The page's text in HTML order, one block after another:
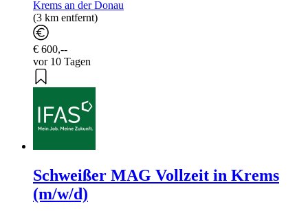
Krems an der Donau
(3 km entfernt)
€ 600,--
vor 10 Tagen
Schweißer MAG Vollzeit in Krems
(m/w/d)